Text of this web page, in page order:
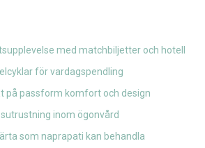
med matchbiljetter och hotell
för vardagspendling
på passform komfort och design
inom ögonvård
som naprapati kan behandla